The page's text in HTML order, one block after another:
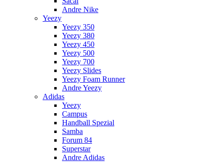
Andre Nike
Yeezy
Yeezy 350
Yeezy 380
Yeezy 450
Yeezy 500
Yeezy 700
Yeezy Slides
Yeezy Foam Runner
Andre Yeezy
Adidas
Yeezy
Campus
Handball Spezial
Samba
Forum 84
Superstar
Andre Adidas